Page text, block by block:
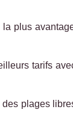
plus
tarifs
plages